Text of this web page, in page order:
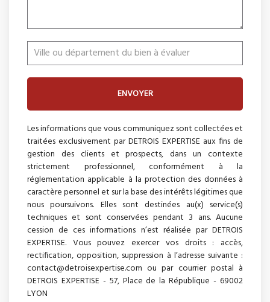
ENVOYER
Les informations que vous communiquez sont collectées et
traitées exclusivement par DETROIS EXPERTISE aux fins de
gestion des clients et prospects, dans un contexte
strictement professionnel, conformément à la
réglementation applicable à la protection des données à
caractère personnel et sur la base des intérêts légitimes que
nous poursuivons. Elles sont destinées au(x) service(s)
techniques et sont conservées pendant 3 ans. Aucune
cession de ces informations n’est réalisée par DETROIS
EXPERTISE. Vous pouvez exercer vos droits : accès,
rectification, opposition, suppression à l’adresse suivante :
contact@detroisexpertise.com ou par courrier postal à
DETROIS EXPERTISE - 57, Place de la République - 69002
LYON